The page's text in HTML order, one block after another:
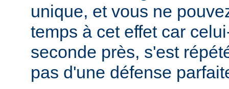
unique, et vous ne
temps à cet effet car
seconde près, s'est
pas d'une défense